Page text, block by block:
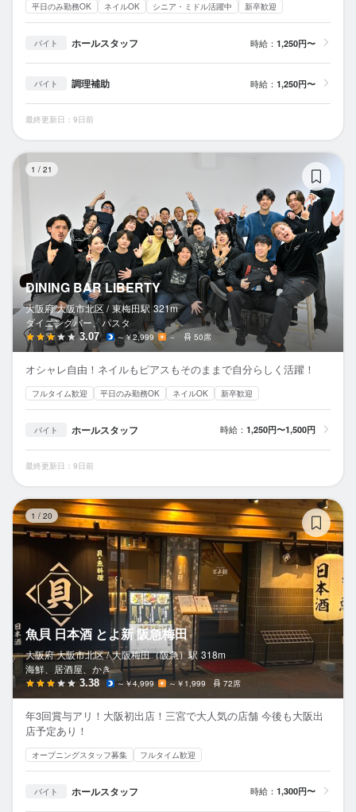
平日のみ勤務OK
ネイルOK シニア・ミドル活躍中 新卒歓迎
バイト ホールスタッフ 時給： 1,250円〜
バイト 調理補助 時給： 1,250円〜
最終更新日：9日前
1 / 21
DINING BAR LIBERTY
大阪府 大阪市北区 / 東梅田駅 321m
ダイニングバー、パスタ
3.07 ～￥2,999 － 50席
オシャレ自由！ネイルもピアスもそのままで自分らしく活躍！
フルタイム歓迎 平日のみ勤務OK ネイルOK 新卒歓迎
バイト ホールスタッフ 時給： 1,250円〜1,500円
最終更新日：9日前
1 / 20
魚貝 日本酒 とよ新 阪急梅田
大阪府 大阪市北区 / 大阪梅田（阪急）駅 318m
海鮮、居酒屋、かき
3.38 ～￥4,999 ～￥1,999 72席
年3回賞与アリ！大阪初出店！三宮で大人気の店舗 今後も大阪出
店予定あり！
オープニングスタッフ募集 フルタイム歓迎
バイト ホールスタッフ 時給： 1,300円〜